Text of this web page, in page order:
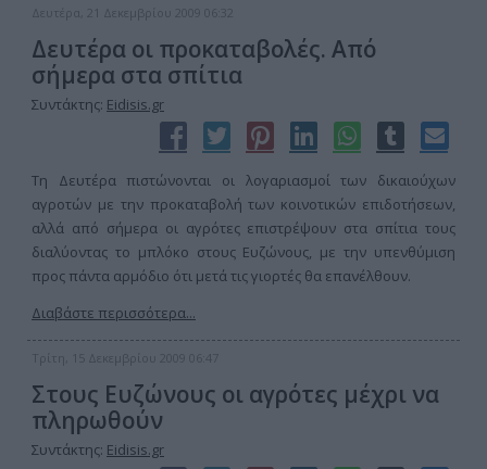
Δευτέρα, 21 Δεκεμβρίου 2009 06:32
Δευτέρα οι προκαταβολές. Από
σήμερα στα σπίτια
Συντάκτης: Eidisis.gr
Τη Δευτέρα πιστώνονται οι λογαριασμοί των δικαιούχων
αγροτών με την προκαταβολή των κοινοτικών επιδοτήσεων,
αλλά από σήμερα οι αγρότες επιστρέψουν στα σπίτια τους
διαλύοντας το μπλόκο στους Ευζώνους, με την υπενθύμιση
προς πάντα αρμόδιο ότι μετά τις γιορτές θα επανέλθουν.
Διαβάστε περισσότερα...
Τρίτη, 15 Δεκεμβρίου 2009 06:47
Στους Ευζώνους οι αγρότες μέχρι να
πληρωθούν
Συντάκτης: Eidisis.gr